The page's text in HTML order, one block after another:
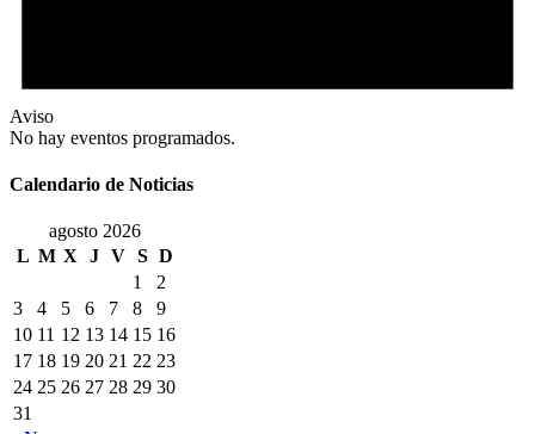
Aviso
No hay eventos programados.
Calendario de Noticias
agosto 2026
L M X J V S D
1
2
3
4 5 6 7 8
9
10 11 12 13 14 15 16
17 18 19 20 21 22 23
24 25 26 27 28 29 30
31